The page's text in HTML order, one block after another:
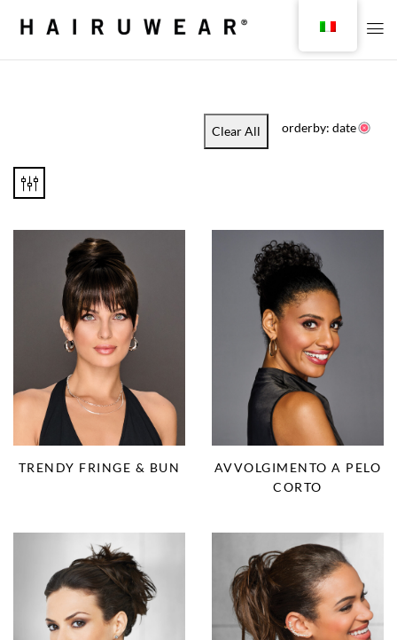
Clear All orderby: date
TRENDY FRINGE & BUN
AVVOLGIMENTO A PELO
CORTO